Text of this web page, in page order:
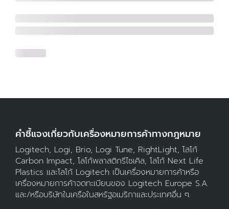
คำชี้แจงเกี่ยวกับเครื่องหมายการค้าทางกฎหมาย
Logitech, Logi, Brio, Logi Tune, RightLight, โลโก้
Carbon Impact, โลโก้พลาสติกรีไซเคิล, โลโก้ Next Life
Plastics และโลโก้ Logitech เป็นเครื่องหมายการค้าหรือ
เครื่องหมายการค้าจดทะเบียนของ Logitech Europe S.A.
และ/หรือบริษัทในเครือในสหรัฐอเมริกาและประเทศอื่น ๆ.